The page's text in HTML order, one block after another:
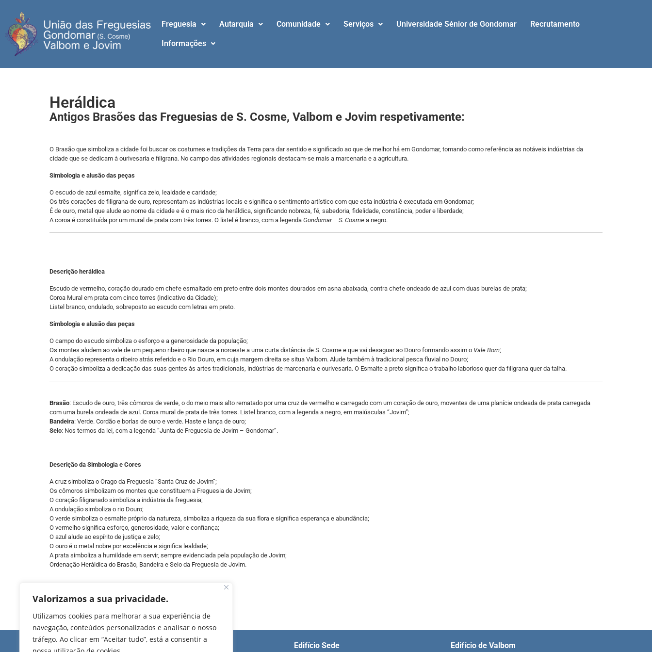
Valorizamos a sua privacidade.
Utilizamos cookies para melhorar a sua experiência de
navegação, conteúdos personalizados e analisar o nosso
tráfego. Ao clicar em “Aceitar tudo”, está a consentir a
Freguesia Autarquia Comunidade Serviços Universidade Sénior de Gondomar Recrutamento
Informações
Heráldica
Antigos Brasões das Freguesias de S. Cosme, Valbom e Jovim respetivamente:
O Brasão que simboliza a cidade foi buscar os costumes e tradições da Terra para dar sentido e significado ao que de melhor há em Gondomar, tomando como referência as notáveis indústrias da
cidade que se dedicam à ourivesaria e filigrana. No campo das atividades regionais destacam-se mais a marcenaria e a agricultura.
Simbologia e alusão das peças
O escudo de azul esmalte, significa zelo, lealdade e caridade;
Os três corações de filigrana de ouro, representam as indústrias locais e significa o sentimento artístico com que esta indústria é executada em Gondomar;
É de ouro, metal que alude ao nome da cidade e é o mais rico da heráldica, significando nobreza, fé, sabedoria, fidelidade, constância, poder e liberdade;
A coroa é constituída por um mural de prata com três torres. O listel é branco, com a legenda Gondomar – S. Cosme a negro.
Descrição heráldica
Escudo de vermelho, coração dourado em chefe esmaltado em preto entre dois montes dourados em asna abaixada, contra chefe ondeado de azul com duas burelas de prata;
Coroa Mural em prata com cinco torres (indicativo da Cidade);
Listel branco, ondulado, sobreposto ao escudo com letras em preto.
Simbologia e alusão das peças
O campo do escudo simboliza o esforço e a generosidade da população;
Os montes aludem ao vale de um pequeno ribeiro que nasce a noroeste a uma curta distância de S. Cosme e que vai desaguar ao Douro formando assim o Vale Bom;
A ondulação representa o ribeiro atrás referido e o Rio Douro, em cuja margem direita se situa Valbom. Alude também à tradicional pesca fluvial no Douro;
O coração simboliza a dedicação das suas gentes às artes tradicionais, indústrias de marcenaria e ourivesaria. O Esmalte a preto significa o trabalho laborioso quer da filigrana quer da talha.
Brasão: Escudo de ouro, três cômoros de verde, o do meio mais alto rematado por uma cruz de vermelho e carregado com um coração de ouro, moventes de uma planície ondeada de prata carregada
com uma burela ondeada de azul. Coroa mural de prata de três torres. Listel branco, com a legenda a negro, em maiúsculas “Jovim”;
Bandeira: Verde. Cordão e borlas de ouro e verde. Haste e lança de ouro;
Selo: Nos termos da lei, com a legenda “Junta de Freguesia de Jovim – Gondomar”.
Descrição da Simbologia e Cores
A cruz simboliza o Orago da Freguesia “Santa Cruz de Jovim”;
Os cômoros simbolizam os montes que constituem a Freguesia de Jovim;
O coração filigranado simboliza a indústria da freguesia;
A ondulação simboliza o rio Douro;
O verde simboliza o esmalte próprio da natureza, simboliza a riqueza da sua flora e significa esperança e abundância;
O vermelho significa esforço, generosidade, valor e confiança;
O azul alude ao espírito de justiça e zelo;
O ouro é o metal nobre por excelência e significa lealdade;
A prata simboliza a humildade em servir, sempre evidenciada pela população de Jovim;
Ordenação Heráldica do Brasão, Bandeira e Selo da Freguesia de Jovim.
Edifício de Jovim Edifício Sede Edifício de Valbom